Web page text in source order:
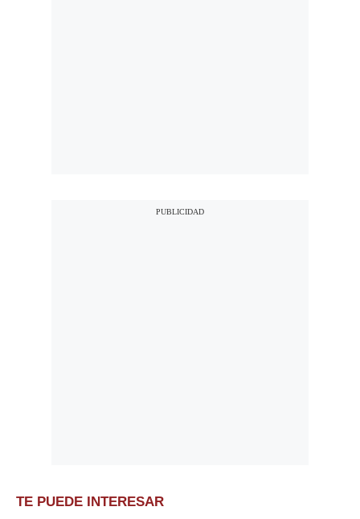
TE PUEDE INTERESAR